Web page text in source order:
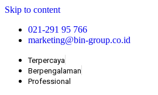
Skip to content
021-291 95 766
marketing@bin-group.co.id
Terpercaya
Berpengalaman
Professional